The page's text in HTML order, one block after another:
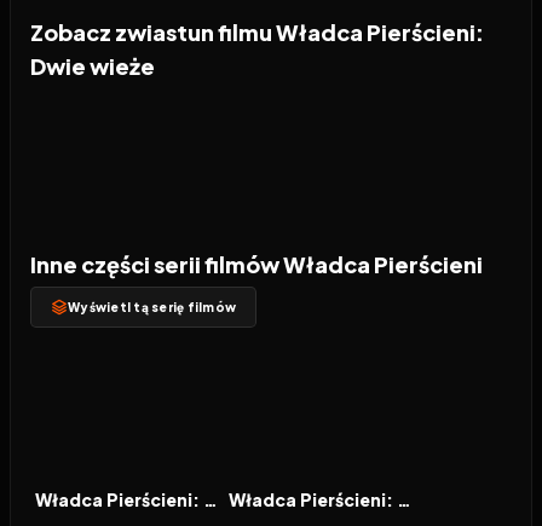
Zobacz zwiastun filmu Władca Pierścieni:
Dwie wieże
Inne części serii filmów Władca Pierścieni
Wyświetl tą serię filmów
FILM Władca Pierścieni: Drużyna Pierścienia FILM Władca Pierścieni: Powrót króla